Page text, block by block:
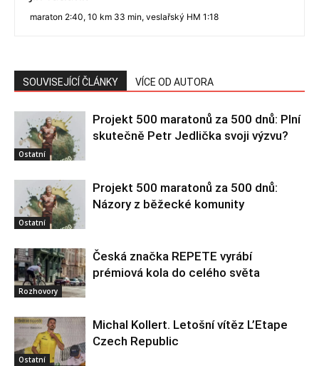
maraton 2:40, 10 km 33 min, veslařský HM 1:18
SOUVISEJÍCÍ ČLÁNKY VÍCE OD AUTORA
Ostatní
Projekt 500 maratonů za 500 dnů: Plní
skutečně Petr Jedlička svoji výzvu?
Ostatní
Projekt 500 maratonů za 500 dnů:
Názory z běžecké komunity
Rozhovory
Česká značka REPETE vyrábí
prémiová kola do celého světa
Ostatní
Michal Kollert. Letošní vítěz L’Etape
Czech Republic